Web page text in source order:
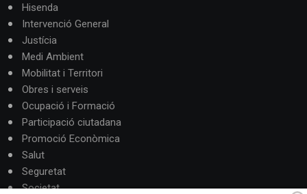
Hisenda
Intervenció General
Justícia
Medi Ambient
Mobilitat i Territori
Obres i serveis
Ocupació i Formació
Participació ciutadana
Promoció Econòmica
Salut
Seguretat
Societat